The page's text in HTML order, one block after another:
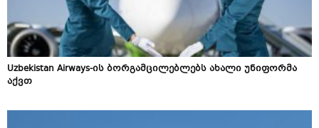
Uzbekistan Airways-ის ბორგამცილებლებს ახალი უნიფორმა
აქვთ